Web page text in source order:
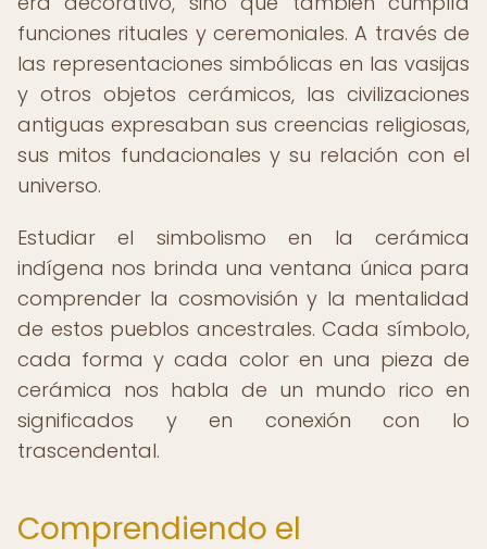
funciones rituales y ceremoniales. A través de
las representaciones simbólicas en las vasijas
y otros objetos cerámicos, las civilizaciones
antiguas expresaban sus creencias religiosas,
sus mitos fundacionales y su relación con el
universo.
Estudiar el simbolismo en la cerámica
indígena nos brinda una ventana única para
comprender la cosmovisión y la mentalidad
de estos pueblos ancestrales. Cada símbolo,
cada forma y cada color en una pieza de
cerámica nos habla de un mundo rico en
significados y en conexión con lo
trascendental.
Comprendiendo el